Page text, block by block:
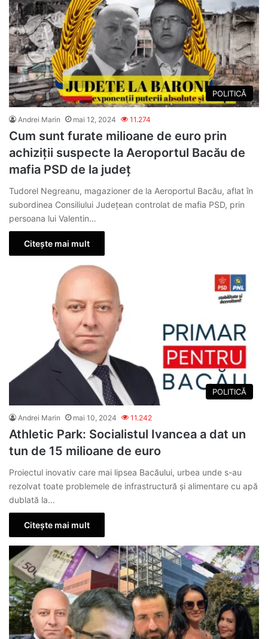
POLITICĂ
Andrei Marin mai 12, 2024 11.274
Cum sunt furate milioane de euro prin
achiziții suspecte la Aeroportul Bacău de
mafia PSD de la județ
Tudorel Negreanu, magazioner de la Aeroportul Bacău, aflat în
subordinea Consiliului Județean controlat de mafia PSD, prin
persoana lui Valentin…
Citește mai mult
POLITICĂ
Andrei Marin mai 10, 2024 11.242
Athletic Park: Socialistul Ivancea a dat un
tun de 15 milioane de euro
Proiectul inovativ care mai lipsea Bacăului, urbea unde s-au
rezolvat toate problemele de infrastructură şi alimentare cu apă
dublată la…
Citește mai mult